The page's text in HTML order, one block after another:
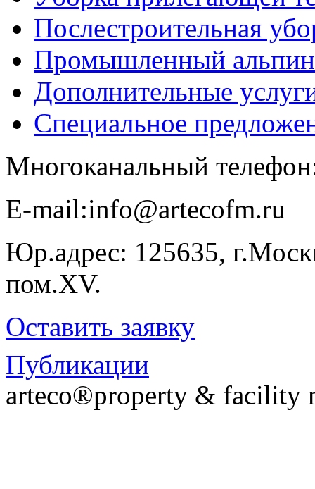
Послестроительная
Промышленный
Дополнительные
Специальное
Многоканальный
E-​mail:info@artecofm.ru
Юр.адрес: 125635,
пом.XV.
Оставить заявку
Публикации
arteco®property & facility